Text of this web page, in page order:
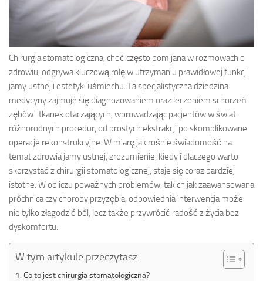
Chirurgia stomatologiczna, choć często pomijana w rozmowach o
zdrowiu, odgrywa kluczową rolę w utrzymaniu prawidłowej funkcji
jamy ustnej i estetyki uśmiechu. Ta specjalistyczna dziedzina
medycyny zajmuje się diagnozowaniem oraz leczeniem schorzeń
zębów i tkanek otaczających, wprowadzając pacjentów w świat
różnorodnych procedur, od prostych ekstrakcji po skomplikowane
operacje rekonstrukcyjne. W miarę jak rośnie świadomość na
temat zdrowia jamy ustnej, zrozumienie, kiedy i dlaczego warto
skorzystać z chirurgii stomatologicznej, staje się coraz bardziej
istotne. W obliczu poważnych problemów, takich jak zaawansowana
próchnica czy choroby przyzębia, odpowiednia interwencja może
nie tylko złagodzić ból, lecz także przywrócić radość z życia bez
dyskomfortu.
W tym artykule przeczytasz
Co to jest chirurgia stomatologiczna?